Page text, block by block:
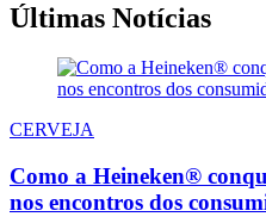
Últimas Notícias
CERVEJA
Como a Heineken®
nos encontros dos